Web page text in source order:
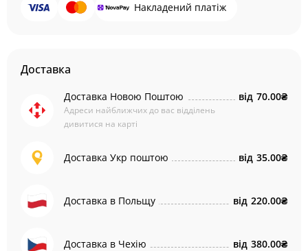
Накладений платіж
Доставка
Доставка Новою Поштою
Адреси найближчих до вас відділень
дивитися на карті
від 70.00₴
Доставка Укр поштою від 35.00₴
Доставка в Польщу від 220.00₴
Доставка в Чехію від 380.00₴